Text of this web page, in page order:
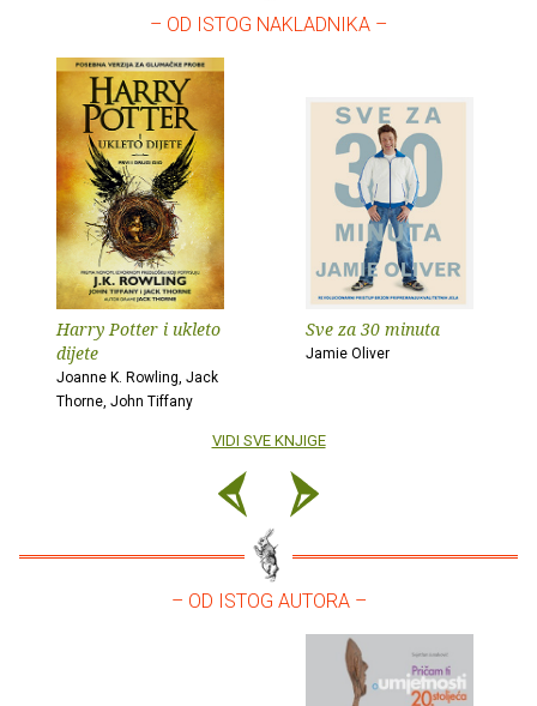
– OD ISTOG NAKLADNIKA –
Harry Potter i ukleto
dijete
Joanne K. Rowling, Jack
Thorne, John Tiffany
Sve za 30 minuta
Jamie Oliver
VIDI SVE KNJIGE
– OD ISTOG AUTORA –